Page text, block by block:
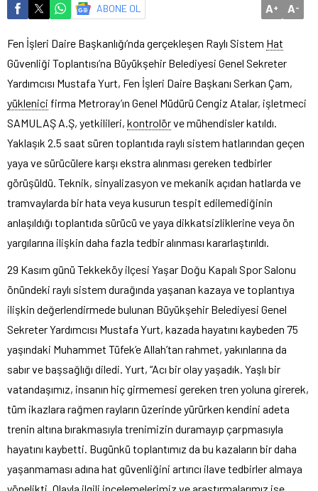
ABONE OL A+ A-
Fen İşleri Daire Başkanlığı’nda gerçekleşen Raylı Sistem Hat
Güvenliği Toplantısı’na Büyükşehir Belediyesi Genel Sekreter
Yardımcısı Mustafa Yurt, Fen İşleri Daire Başkanı Serkan Çam,
yüklenici firma Metroray’ın Genel Müdürü Cengiz Atalar, işletmeci
SAMULAŞ A.Ş, yetkilileri, kontrolörve mühendisler katıldı.
Yaklaşık 2.5 saat süren toplantıda raylı sistem hatlarından geçen
yaya ve sürücülere karşı ekstra alınması gereken tedbirler
görüşüldü. Teknik, sinyalizasyon ve mekanik açıdan hatlarda ve
tramvaylarda bir hata veya kusurun tespit edilemediğinin
anlaşıldığı toplantıda sürücü ve yaya dikkatsizliklerine veya ön
yargılarına ilişkin daha fazla tedbir alınması kararlaştırıldı.
29 Kasım günü Tekkeköy ilçesi Yaşar Doğu Kapalı Spor Salonu
önündeki raylı sistem durağında yaşanan kazaya ve toplantıya
ilişkin değerlendirmede bulunan Büyükşehir Belediyesi Genel
Sekreter Yardımcısı Mustafa Yurt, kazada hayatını kaybeden 75
yaşındaki Muhammet Tüfek’e Allah’tan rahmet, yakınlarına da
sabır ve başsağlığı diledi. Yurt, “Acı bir olay yaşadık. Yaşlı bir
vatandaşımız, insanın hiç girmemesi gereken tren yoluna girerek,
tüm ikazlara rağmen rayların üzerinde yürürken kendini adeta
trenin altına bırakmasıyla trenimizin duramayıp çarpmasıyla
hayatını kaybetti. Bugünkü toplantımız da bu kazaların bir daha
yaşanmaması adına hat güvenliğini artırıcı ilave tedbirler almaya